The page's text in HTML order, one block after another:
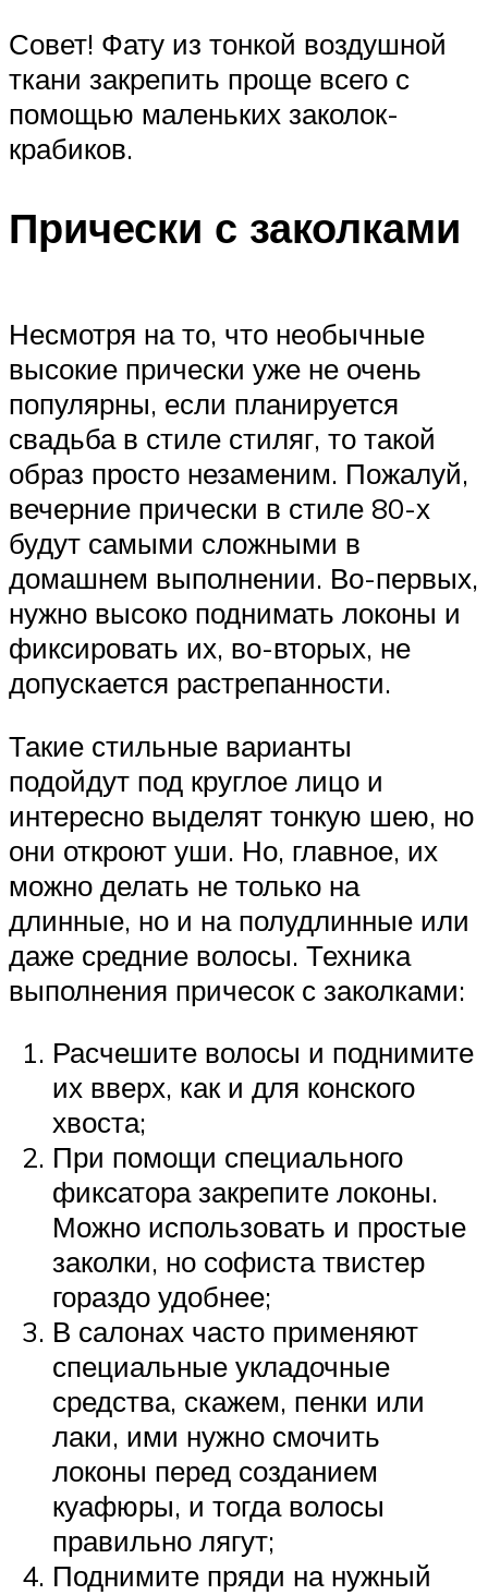
Совет! Фату из тонкой воздушной
ткани закрепить проще всего с
помощью маленьких заколок-
крабиков.
Прически с заколками
Несмотря на то, что необычные
высокие прически уже не очень
популярны, если планируется
свадьба в стиле стиляг, то такой
образ просто незаменим. Пожалуй,
вечерние прически в стиле 80-х
будут самыми сложными в
домашнем выполнении. Во-первых,
нужно высоко поднимать локоны и
фиксировать их, во-вторых, не
допускается растрепанности.
Такие стильные варианты
подойдут под круглое лицо и
интересно выделят тонкую шею, но
они откроют уши. Но, главное, их
можно делать не только на
длинные, но и на полудлинные или
даже средние волосы. Техника
выполнения причесок с заколками:
Расчешите волосы и поднимите
их вверх, как и для конского
хвоста;
При помощи специального
фиксатора закрепите локоны.
Можно использовать и простые
заколки, но софиста твистер
гораздо удобнее;
В салонах часто применяют
специальные укладочные
средства, скажем, пенки или
лаки, ими нужно смочить
локоны перед созданием
куафюры, и тогда волосы
правильно лягут;
Поднимите пряди на нужный